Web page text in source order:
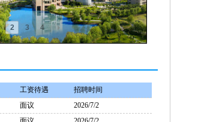
2 3 4
工资待遇
招聘时间
面议
2026/7/2